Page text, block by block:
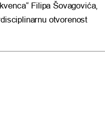
Filipa Šovagovića,
otvorenost